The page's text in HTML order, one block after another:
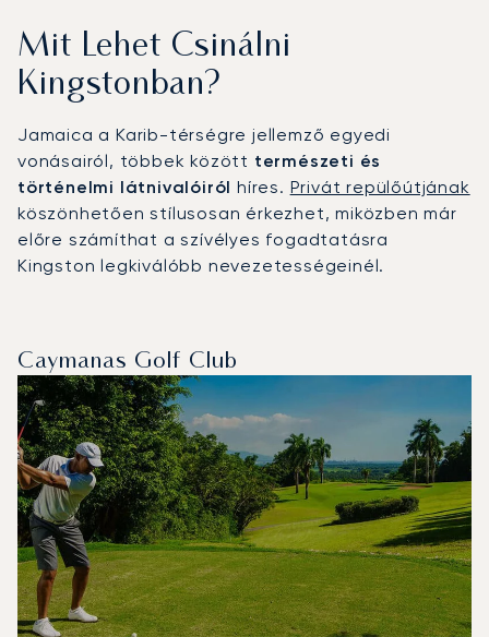
Mit Lehet Csinálni
Kingstonban?
Jamaica a Karib-térségre jellemző egyedi
vonásairól, többek között természeti és
történelmi látnivalóiról híres. Privát repülőútjának
köszönhetően stílusosan érkezhet, miközben már
előre számíthat a szívélyes fogadtatásra
Kingston legkiválóbb nevezetességeinél.
Caymanas Golf Club